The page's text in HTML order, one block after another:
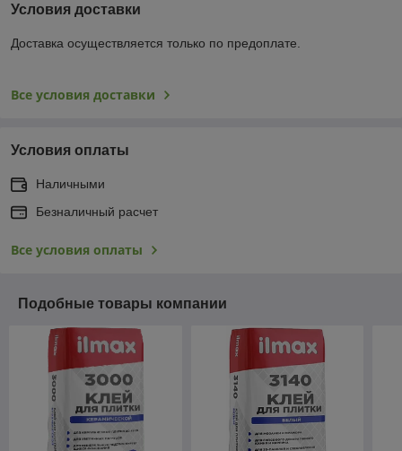
Условия доставки
Доставка осуществляется только по предоплате.
Все условия доставки
Условия оплаты
Наличными
Безналичный расчет
Все условия оплаты
Подобные товары компании